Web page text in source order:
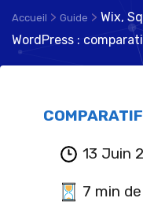
Accueil > Guide > Wix,
WordPress :
13 Juin
7 min